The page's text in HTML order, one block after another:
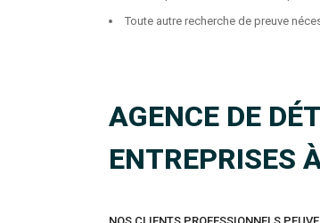
Toute autre recherche de preuve
AGENCE DE
ENTREPRISES